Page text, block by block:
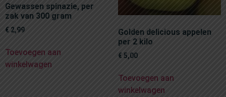
Gewassen spinazie, per
zak van 300 gram
€ 2,99
Toevoegen aan
winkelwagen
Golden delicious appelen
per 2 kilo
€ 5,00
Toevoegen aan
winkelwagen